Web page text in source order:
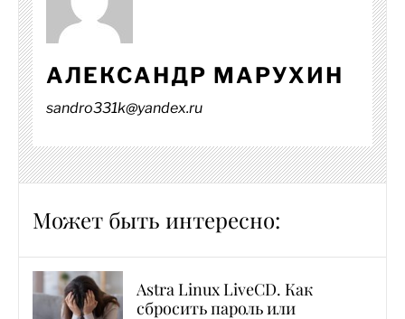
АЛЕКСАНДР МАРУХИН
sandro331k@yandex.ru
Может быть интересно:
Astra Linux LiveCD. Как
сбросить пароль или